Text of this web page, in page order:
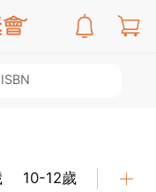
10-12歲 教具